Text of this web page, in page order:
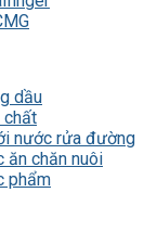
dầu
chất
nước rửa đường
ăn chăn nuôi
phẩm